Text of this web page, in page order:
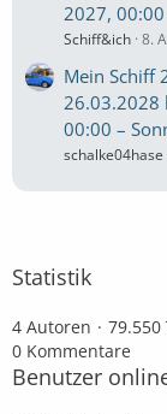
2027,
Schiff&ich 8.
Mein Schiff
26.03.2028
00:00 –
schalke04hase
Statistik
4 Autoren
0 Kommentare
Benutzer